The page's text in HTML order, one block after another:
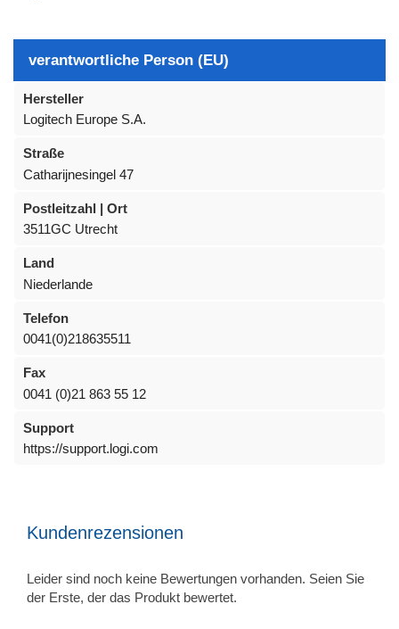
verantwortliche Person (EU)
Hersteller
Logitech Europe S.A.
Straße
Catharijnesingel 47
Postleitzahl | Ort
3511GC Utrecht
Land
Niederlande
Telefon
0041(0)218635511
Fax
0041 (0)21 863 55 12
Support
https://support.logi.com
Kundenrezensionen
Leider sind noch keine Bewertungen vorhanden. Seien Sie
der Erste, der das Produkt bewertet.